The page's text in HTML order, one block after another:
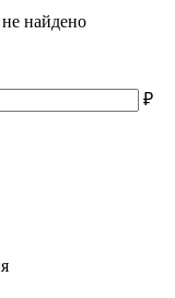
найдено
₽